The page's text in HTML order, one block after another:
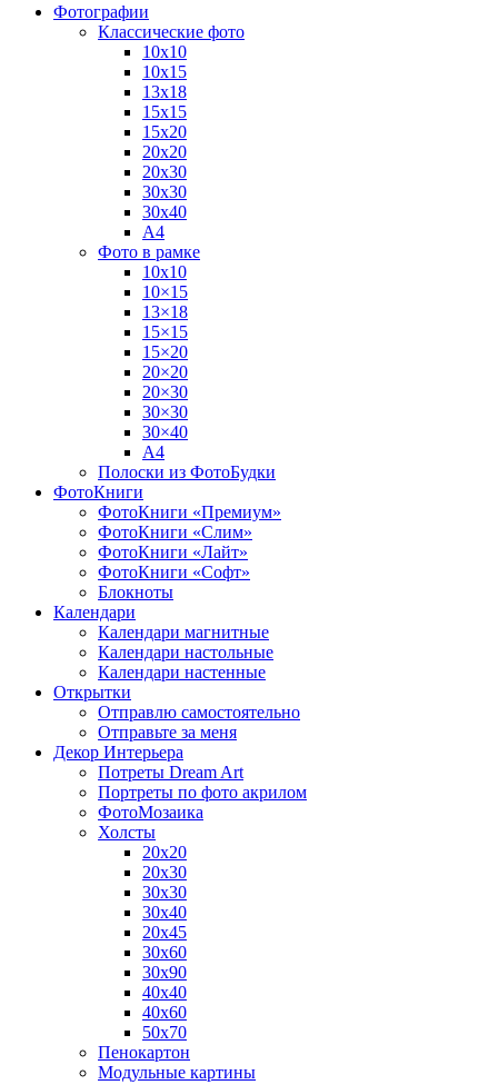
Фотографии
Классические фото
10х10
10х15
13х18
15х15
15х20
20х20
20х30
30х30
30х40
А4
Фото в рамке
10х10
10×15
13×18
15×15
15×20
20×20
20×30
30×30
30×40
A4
Полоски из ФотоБудки
ФотоКниги
ФотоКниги «Премиум»
ФотоКниги «Слим»
ФотоКниги «Лайт»
ФотоКниги «Софт»
Блокноты
Календари
Календари магнитные
Календари настольные
Календари настенные
Открытки
Отправлю самостоятельно
Отправьте за меня
Декор Интерьера
Потреты Dream Art
Портреты по фото акрилом
ФотоМозаика
Холсты
20х20
20х30
30х30
30х40
20х45
30х60
30х90
40х40
40х60
50х70
Пенокартон
Модульные картины